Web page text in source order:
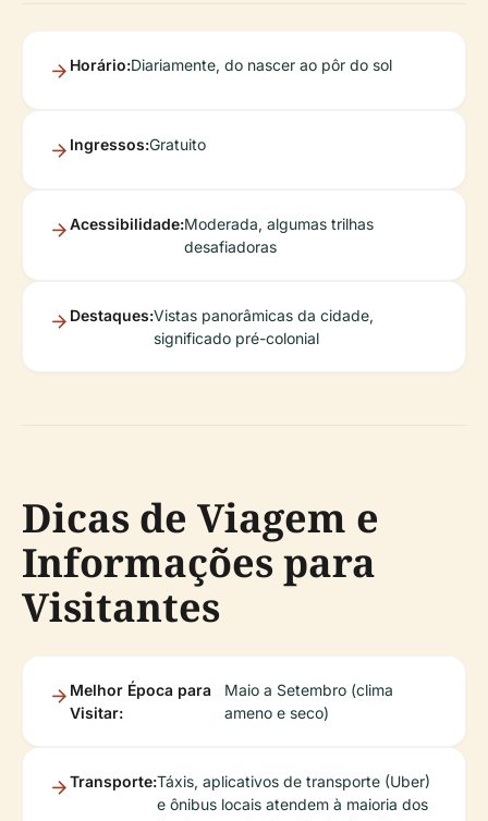
Horário:Diariamente, do nascer ao pôr do sol
Ingressos:Gratuito
Acessibilidade:Moderada, algumas trilhas
desafiadoras
Destaques:Vistas panorâmicas da cidade,
significado pré-colonial
Dicas de Viagem e
Informações para
Visitantes
Melhor Época para
Visitar:
Maio a Setembro (clima
ameno e seco)
Transporte:Táxis, aplicativos de transporte (Uber)
e ônibus locais atendem à maioria dos